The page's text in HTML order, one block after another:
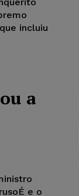
incluiu
a
e o